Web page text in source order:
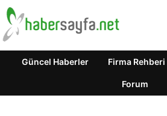
Güncel Haberler Firma Rehberi
Forum